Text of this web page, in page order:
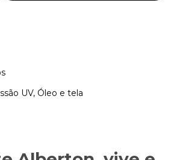
UV, Óleo e tela